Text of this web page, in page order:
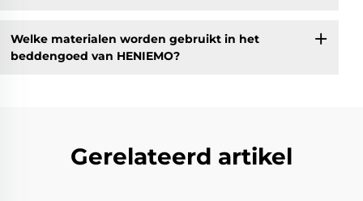
Welke materialen worden gebruikt in het
beddengoed van HENIEMO?
Gerelateerd artikel